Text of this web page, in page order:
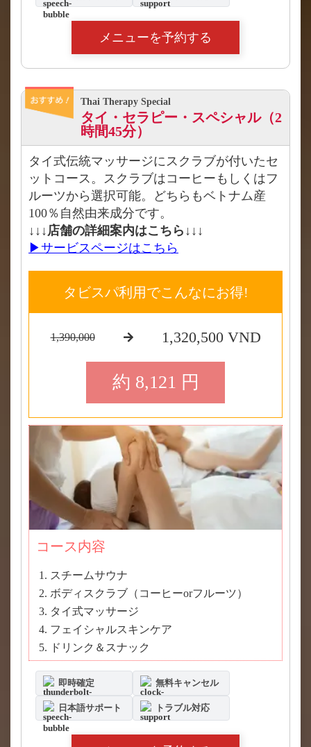
メニューを予約する
Thai Therapy Special
タイ・セラピー・スペシャル（2
時間45分）
タイ式伝統マッサージにスクラブが付いたセ
ットコース。スクラブはコーヒーもしくはフ
ルーツから選択可能。どちらもベトナム産
100％自然由来成分です。
↓↓↓店舗の詳細案内はこちら↓↓↓
▶サービスページはこちら
タビスパ利用でこんなにお得!
1,390,000 1,320,500 VND
約 8,121 円
コース内容
スチームサウナ
ボディスクラブ（コーヒーorフルーツ）
タイ式マッサージ
フェイシャルスキンケア
ドリンク＆スナック
即時確定 無料キャンセル
日本語サポート トラブル対応